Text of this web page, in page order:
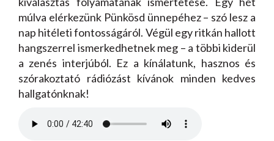
múlva elérkezünk Pünkösd ünnepéhez – szó lesz a
nap hitéleti fontosságáról. Végül egy ritkán hallott
hangszerrel ismerkedhetnek meg – a többi kiderül
a zenés interjúból. Ez a kínálatunk, hasznos és
szórakoztató rádiózást kívánok minden kedves
hallgatónknak!